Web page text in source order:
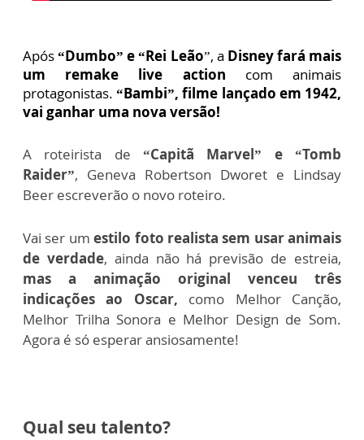
Após“Dumbo” e “Rei Leão”, a Disney fará mais
um remake live action com animais
protagonistas. “Bambi”, filme lançado em 1942,
vai ganhar uma nova versão!
A roteirista de “Capitã Marvel” e “Tomb
Raider”, Geneva Robertson Dworet e Lindsay
Beer escreverão o novo roteiro.
Vai ser um estilo foto realista sem usar animais
de verdade, ainda não há previsão de estreia,
mas a animação original venceu três
indicações ao Oscar, como Melhor Canção,
Melhor Trilha Sonora e Melhor Design de Som.
Agora é só esperar ansiosamente!
Qual seu talento?